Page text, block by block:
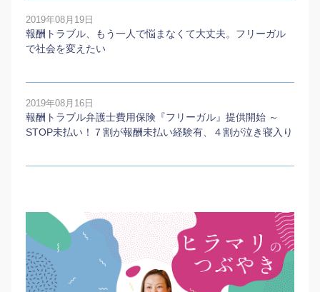
2019年08月19日
報酬トラブル、もう一人で悩まなくて大丈夫。フリーガル
で社会を変えたい
2019年08月16日
報酬トラブル弁護士費用保険『フリーガル』提供開始 ～
STOP未払い！７割が報酬未払い経験有、４割が泣き寝入り